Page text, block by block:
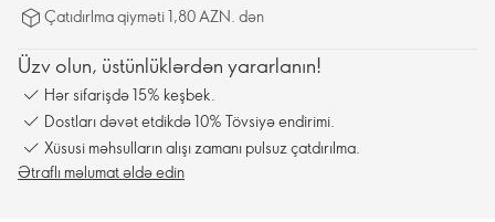
Çatıdırlma qiyməti 1,80 AZN. dən
Üzv olun, üstünlüklərdən yararlanın!
Hər sifarişdə 15% keşbek.
Dostları dəvət etdikdə 10% Tövsiyə endirimi.
Xüsusi məhsulların alışı zamanı pulsuz çatdırılma.
Ətraflı məlumat əldə edin